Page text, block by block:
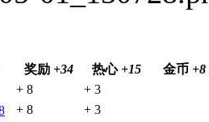
奖励 +34 热心 +15 金币 +8
+ 8
+ 3
+ 8
+ 3